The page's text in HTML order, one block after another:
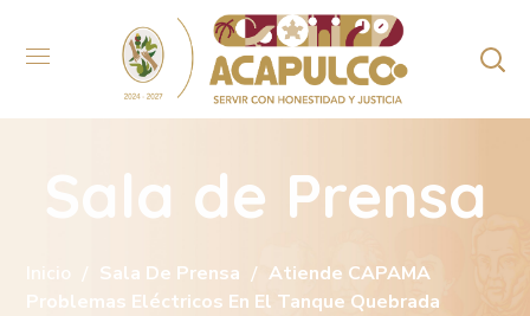
Sala de Prensa
Inicio Sala De Prensa
Atiende CAPAMA
Problemas Eléctricos En El Tanque Quebrada